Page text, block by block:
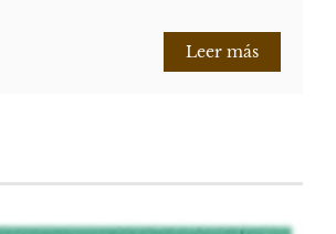
Leer más